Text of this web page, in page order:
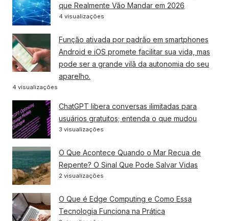
que Realmente Vão Mandar em 2026
4 visualizações
Função ativada por padrão em smartphones
Android e iOS promete facilitar sua vida, mas
pode ser a grande vilã da autonomia do seu
aparelho.
4 visualizações
ChatGPT libera conversas ilimitadas para
usuários gratuitos; entenda o que mudou
3 visualizações
O Que Acontece Quando o Mar Recua de
Repente? O Sinal Que Pode Salvar Vidas
2 visualizações
O Que é Edge Computing e Como Essa
Tecnologia Funciona na Prática